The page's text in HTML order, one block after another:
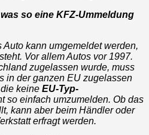
so eine KFZ-Ummeldung
kann umgemeldet werden,
Vor allem Autos vor 1997.
zugelassen wurde, muss
in der ganzen EU zugelassen
keine EU-Typ-
so einfach umzumelden. Ob das
kann aber beim Händler oder
erfragt werden.